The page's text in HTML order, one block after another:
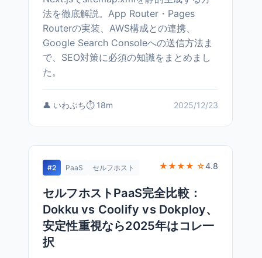
法を徹底解説。App Router・Pages
Routerの実装、AWS構成との連携、
Google Search Consoleへの送信方法ま
で、SEO対策に必須の知識をまとめまし
た。
👤 いわぶち⏱️ 18m 2025/12/23
#2 PaaS セルフホスト ★★★★ ☆4.8
セルフホストPaaS完全比較：
Dokku vs Coolify vs Dokploy、
安定性重視なら2025年はコレ一
択